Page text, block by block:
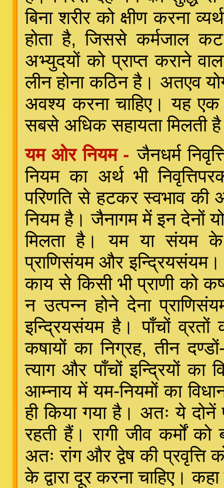
बिना शरीर को क्षीण करना
होता है, जिससे कर्मजाल
अभ्युदयों को प्राप्त कराने
लीन होना कठिन है। अतएव
अवश्य करना चाहिए। यह
सबसे अधिक सहायता मिलती
यम ओर नियम - जैनधर्म
नियम का अर्थ भी
परिणति से हटकर स्वभाव की
नियम है। जैनागम में इन देनों
मिलता है। यम या संयम
प्राणिसंयम और इन्द्रियसंयम।
काय से किसी भी प्राणी को
न उत्पन्न होने देना
इन्द्रियसंयम है। पाँचों व्रतों
कषायों का निग्रह, तीन
त्याग और पाँचों इन्द्रियों
आम्नाय में यम-नियमों का
ही किया गया है। अतः ये दोनें
रहती हैं। रागी जीव कर्मों
अतः रांग और द्वेष की प्रवृत्ति
के द्वारा दूर करना चाहिए।